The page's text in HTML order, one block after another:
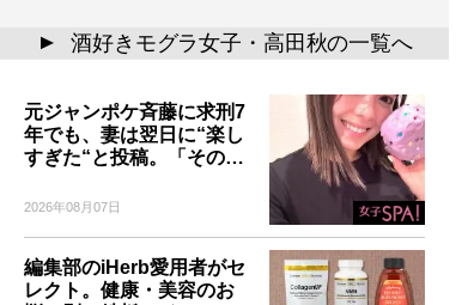
▲ 酒好きモグラ女子・高田秋の一覧へ
元ジャンポケ斉藤に求刑7
年でも、妻は翌日に“楽し
すぎた“と投稿。「その…
2026年08月07日
編集部のiHerb愛用者がセ
レクト。健康・美容のお